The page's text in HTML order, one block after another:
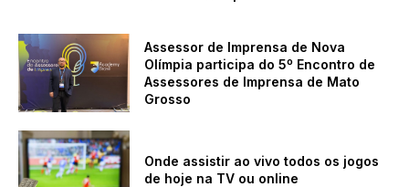
Assessor de Imprensa de Nova
Olímpia participa do 5º Encontro de
Assessores de Imprensa de Mato
Grosso
Onde assistir ao vivo todos os jogos
de hoje na TV ou online